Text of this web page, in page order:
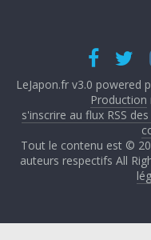
LeJapon.fr v3.0 powered
Production
s'inscrire au flux RSS
Tout le contenu est ©
auteurs respectifs All